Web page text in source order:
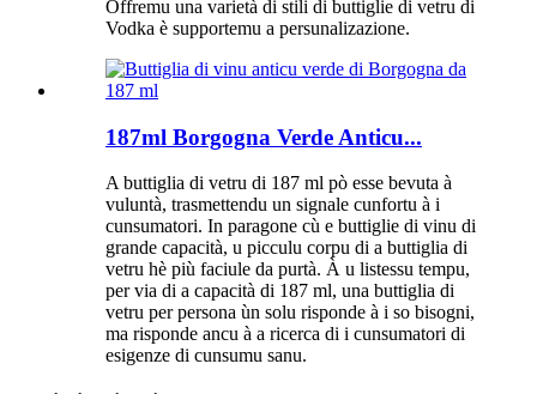
Offremu una varietà di stili di buttiglie di vetru di
Vodka è supportemu a persunalizazione.
187ml Borgogna Verde Anticu...
A buttiglia di vetru di 187 ml pò esse bevuta à
vuluntà, trasmettendu un signale cunfortu à i
cunsumatori. In paragone cù e buttiglie di vinu di
grande capacità, u picculu corpu di a buttiglia di
vetru hè più faciule da purtà. À u listessu tempu,
per via di a capacità di 187 ml, una buttiglia di
vetru per persona ùn solu risponde à i so bisogni,
ma risponde ancu à a ricerca di i cunsumatori di
esigenze di cunsumu sanu.